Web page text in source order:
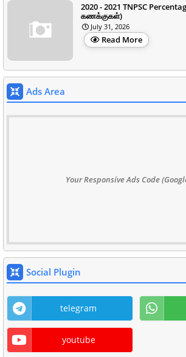
2020 - 2021 TNPSC
கணக்குகள்)
July 31, 2026
Read More
Ads Area
Your Responsive Ads Code
Social Plugin
telegram
youtube